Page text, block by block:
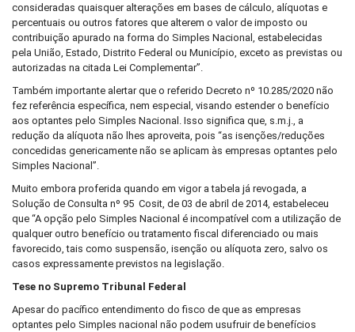
consideradas quaisquer alterações em bases de cálculo, alíquotas e
percentuais ou outros fatores que alterem o valor de imposto ou
contribuição apurado na forma do Simples Nacional, estabelecidas
pela União, Estado, Distrito Federal ou Município, exceto as previstas ou
autorizadas na citada Lei Complementar”.
Também importante alertar que o referido Decreto nº 10.285/2020 não
fez referência específica, nem especial, visando estender o benefício
aos optantes pelo Simples Nacional. Isso significa que, s.m.j., a
redução da alíquota não lhes aproveita, pois “as isenções/reduções
concedidas genericamente não se aplicam às empresas optantes pelo
Simples Nacional”.
Muito embora proferida quando em vigor a tabela já revogada, a
Solução de Consulta nº 95 ­ Cosit, de 03 de abril de 2014, estabeleceu
que “A opção pelo Simples Nacional é incompatível com a utilização de
qualquer outro benefício ou tratamento fiscal diferenciado ou mais
favorecido, tais como suspensão, isenção ou alíquota zero, salvo os
casos expressamente previstos na legislação.
Tese no Supremo Tribunal Federal
Apesar do pacífico entendimento do fisco de que as empresas
optantes pelo Simples nacional não podem usufruir de benefícios